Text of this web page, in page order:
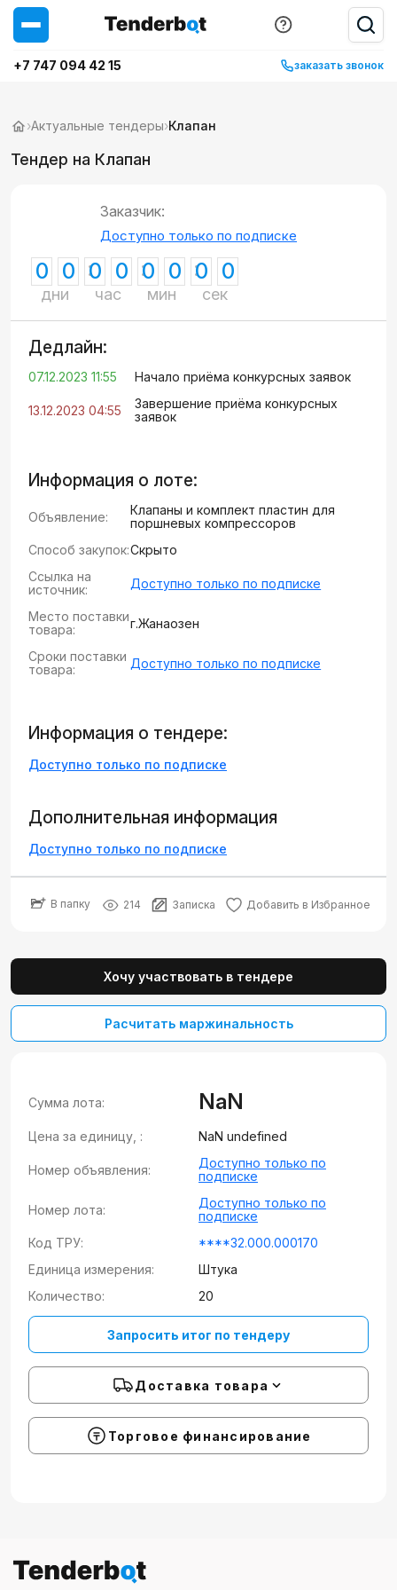
+7 747 094 42 15 заказать звонок
›Актуальные тендеры›Клапан
Тендер на Клапан
Заказчик:
Доступно только по подписке
0 0
дни
0 0
час
0 0
мин
0 0
сек
Дедлайн:
07.12.2023 11:55 Начало приёма конкурсных заявок
13.12.2023 04:55
Завершение приёма конкурсных
заявок
Информация о лоте:
Объявление:
Клапаны и комплект пластин для
поршневых компрессоров
Способ закупок:Скрыто
Ссылка на
источник:
Доступно только по подписке
Место поставки
товара:
г.Жанаозен
Сроки поставки
товара:
Доступно только по подписке
Информация о тендере:
Доступно только по подписке
Дополнительная информация
Доступно только по подписке
В папку 214 Записка Добавить в Избранное
Хочу участвовать в тендере
Расчитать маржинальность
Сумма лота: NaN
Цена за единицу, : NaN undefined
Номер объявления:
Доступно только по
подписке
Номер лота:
Доступно только по
подписке
Код ТРУ:
****32.000.000170
Единица измерения:
Штука
Количество:
20
Запросить итог по тендеру
Доставка товара
Торговое финансирование